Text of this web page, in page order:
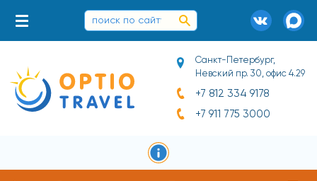
Санкт-Петербург,
Невский пр. 30, офис 4.29
+7 812 334 9178
+7 911 775 3000